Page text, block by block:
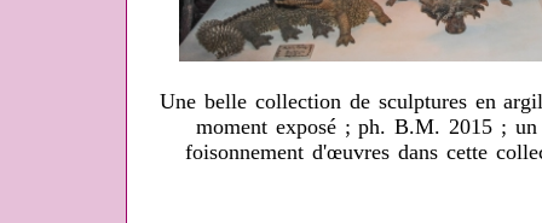
Une belle collection de sculptures en
moment exposé ; ph. B.M. 2015 ; un
foisonnement d'œuvres dans cette